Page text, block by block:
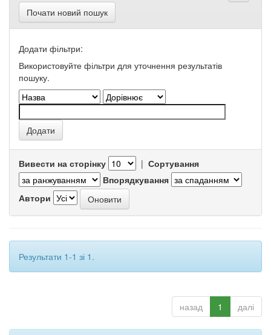
Почати новий пошук
Додати фільтри:
Використовуйте фільтри для уточнення результатів
пошуку.
Вивести на сторінку | Сортування
Впорядкування
Автори
Результати 1-1 зі 1.
назад 1 далі